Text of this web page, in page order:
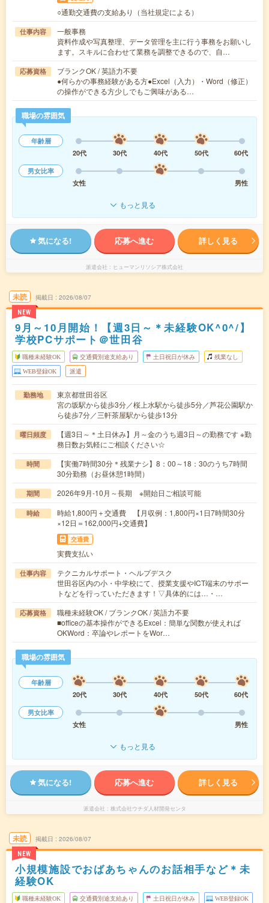
○通勤交通費の支給あり（当社規定による）
仕事内容
一般事務
資料作成や写真整理、データ管理を主に行う事務をお願いし
ます。スキルに合わせて業務を調整できるので、自…
応募資格
ブランクOK / 英語力不要
●何らかの事務経験がある方●Excel（入力）・Word（修正）
の操作ができる方少しでもご興味がある…
職場の雰囲気
年齢層
20代
30代 40代 50代
60代
男女比率
女性
男性
もっと見る
気になる! 応募へ進む 詳しく見る
派遣会社 ヒューマンリソシア株式会社
未読
NEW
掲載日 2026/08/07
9月～10月開始！【週3日～＊未経験OK^0^/】
学校PCサポート＠世田谷
職種未経験OK 交通費別途支給あり 土日祝日が休み 残業なし
WEB登録OK 派遣
勤務地
東京都世田谷区
宮の坂駅から徒歩3分／桜上水駅から徒歩5分／芦花公園駅か
ら徒歩7分／三軒茶屋駅から徒歩13分
曜日頻度
【週3日～＊土日休み】月～金のうち週3日～の勤務です ※勤
務日数お気軽にご相談ください☆
時間
【実働7時間30分＊残業ナシ】8：00～18：30のうち7時間
30分勤務（お昼休憩1時間）
期間 2026年9月-10月～長期 ※開始日ご相談可能
時給
時給1,800円＋交通費 【月収例：1,800円×1日7時間30分
×12日＝162,000円+交通費】
交通費
実費支払い
仕事内容
テクニカルサポート・ヘルプデスク
世田谷区内の小・中学校にて、授業支援やICT端末のサポー
トなどを行っていただきます！▽具体的には…・…
応募資格
職種未経験OK / ブランクOK / 英語力不要
■officeの基本操作ができるExcel：簡単な関数が使えれば
OKWord：卒論やレポートをWor…
職場の雰囲気
年齢層
20代
30代 40代 50代
60代
男女比率
女性
男性
もっと見る
気になる! 応募へ進む 詳しく見る
派遣会社 株式会社ウチダ人材開発センタ
未読
NEW
掲載日 2026/08/07
小規模施設でおばあちゃんのお話相手など＊未
経験OK
職種未経験OK 交通費別途支給あり 土日祝日が休み WEB登録OK